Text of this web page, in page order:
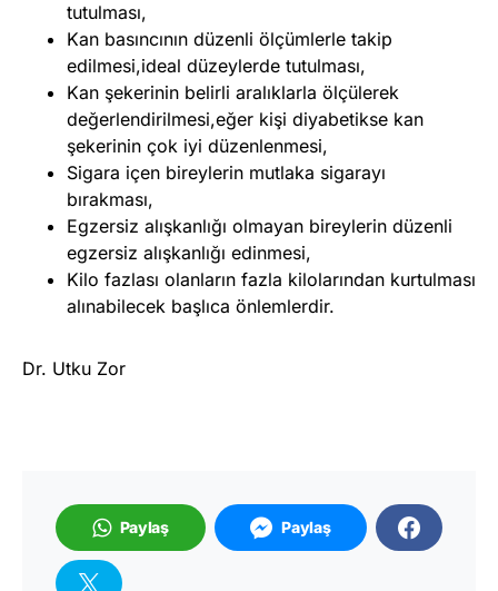
tutulması,
Kan basıncının düzenli ölçümlerle takip
edilmesi,ideal düzeylerde tutulması,
Kan şekerinin belirli aralıklarla ölçülerek
değerlendirilmesi,eğer kişi diyabetikse kan
şekerinin çok iyi düzenlenmesi,
Sigara içen bireylerin mutlaka sigarayı
bırakması,
Egzersiz alışkanlığı olmayan bireylerin düzenli
egzersiz alışkanlığı edinmesi,
Kilo fazlası olanların fazla kilolarından kurtulması
alınabilecek başlıca önlemlerdir.
Dr. Utku Zor
Paylaş Paylaş